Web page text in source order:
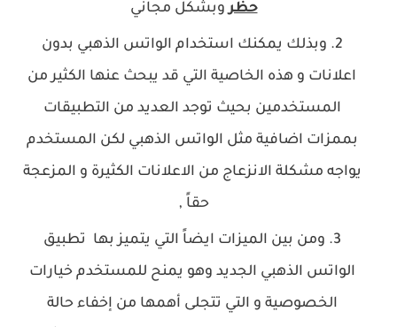
حظروبشكل مجاني
وبذلك يمكنك استخدام الواتس الذهبي بدون
اعلانات و هذه الخاصية التي قد يبحث عنها الكثير من
المستخدمين بحيث توجد العديد من التطبيقات
بممزات اضافية مثل الواتس الذهبي لكن المستخدم
يواجه مشكلة الانزعاج من الاعلانات الكثيرة و المزعجة
حقاً ,
ومن بين الميزات ايضاً التي يتميز بها تطبيق
الواتس الذهبي الجديد وهو يمنح للمستخدم خيارات
الخصوصية و التي تتجلى أهمها من إخفاء حالة